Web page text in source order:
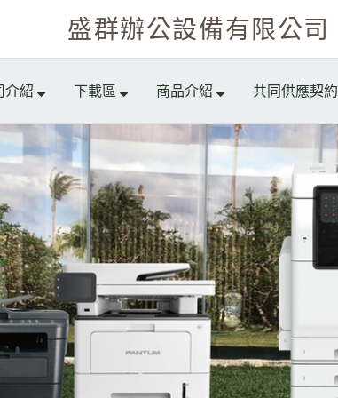
盛群辦公設備有限公司
介紹 下載區 商品介紹 共同供應契約